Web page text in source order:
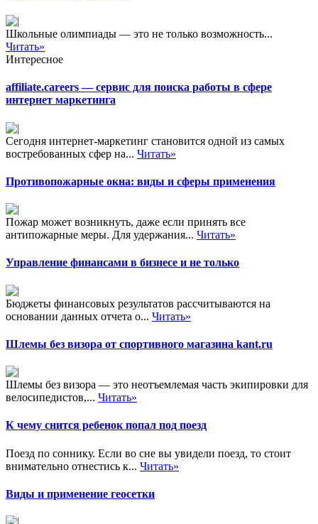
Школьные олимпиады — это не только возможность...
Читать»
Интересное
affiliate.careers — сервис для поиска работы в сфере
интернет маркетинга
Сегодня интернет-маркетинг становится одной из самых
востребованных сфер на... Читать»
Противопожарные окна: виды и сферы применения
Пожар может возникнуть, даже если принять все
антипожарные меры. Для удержания... Читать»
Управление финансами в бизнесе и не только
Бюджеты финансовых результатов рассчитываются на
основании данных отчета о... Читать»
Шлемы без визора от спортивного магазина kant.ru
Шлемы без визора — это неотъемлемая часть экипировки для
велосипедистов,... Читать»
К чему снится ребенок попал под поезд
Поезд по соннику. Если во сне вы увидели поезд, то стоит
внимательно отнестись к... Читать»
Виды и применение геосетки